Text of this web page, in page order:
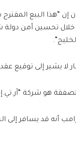
إن “هذا البيع
خلال تحسين أمن
لا يشير إلى توقيع
للصفقة هو شركة
أنه قد يسافر إلى